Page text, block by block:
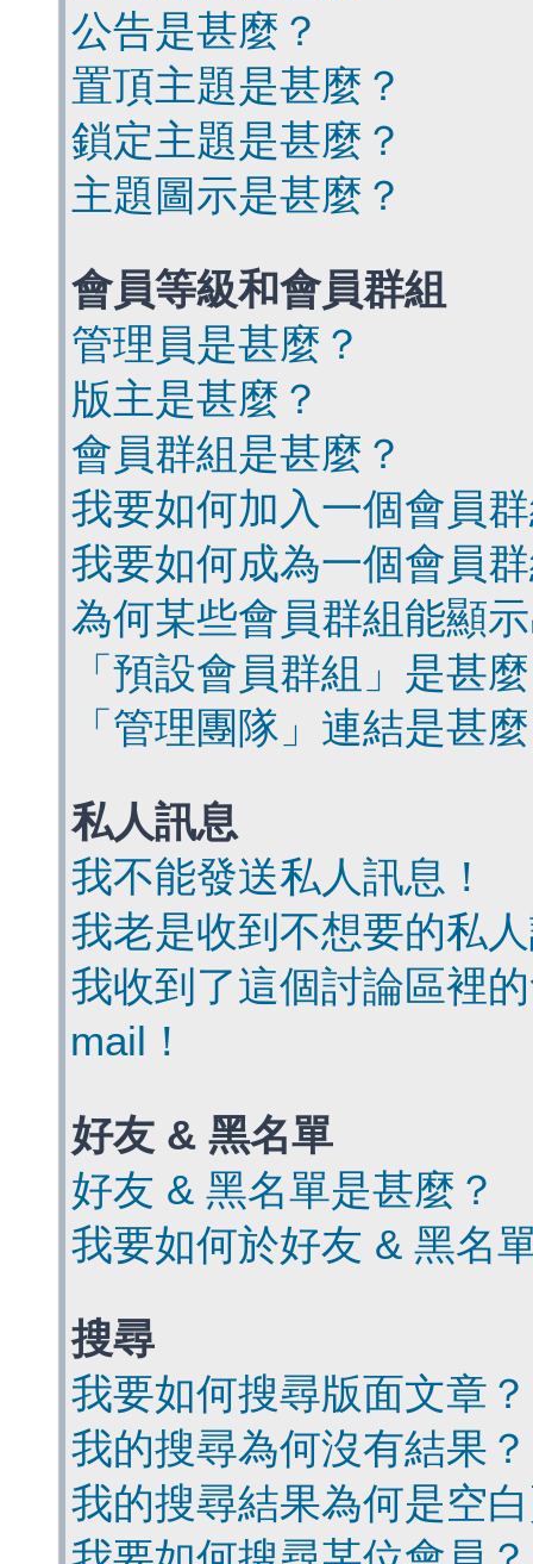
公告是甚麼？
置頂主題是甚麼？
鎖定主題是甚麼？
主題圖示是甚麼？
會員等級和會員群組
管理員是甚麼？
版主是甚麼？
會員群組是甚麼？
我要如何加入一個會員
我要如何成為一個會員
為何某些會員群組能顯
「預設會員群組」是甚
「管理團隊」連結是甚
私人訊息
我不能發送私人訊息！
我老是收到不想要的私
我收到了這個討論區裡
mail！
好友 & 黑名單
好友 & 黑名單是甚麼？
我要如何於好友 & 黑名
搜尋
我要如何搜尋版面文章？
我的搜尋為何沒有結果？
我的搜尋結果為何是空